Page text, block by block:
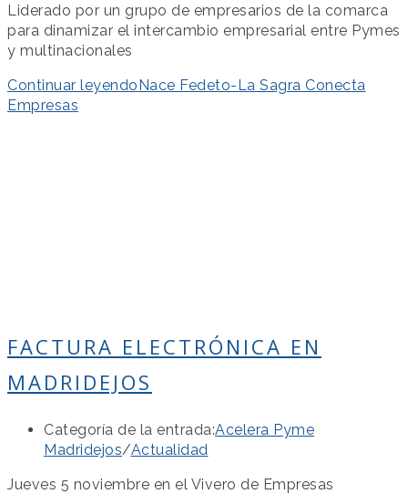
Liderado por un grupo de empresarios de la comarca
para dinamizar el intercambio empresarial entre Pymes
y multinacionales
Continuar leyendoNace Fedeto-La Sagra Conecta
Empresas
FACTURA ELECTRÓNICA EN
MADRIDEJOS
Categoría de la entrada:Acelera Pyme
Madridejos/Actualidad
Jueves 5 noviembre en el Vivero de Empresas